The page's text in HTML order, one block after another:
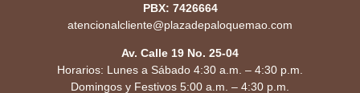
PBX: 7426664
atencionalcliente@plazadepaloquemao.com
Av. Calle 19 No. 25-04
Horarios: Lunes a Sábado 4:30 a.m. – 4:30 p.m.
Domingos y Festivos 5:00 a.m. – 4:30 p.m.